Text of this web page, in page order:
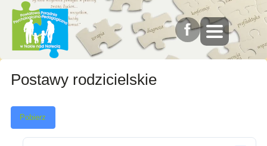
Postawy rodzicielskie
Pobierz